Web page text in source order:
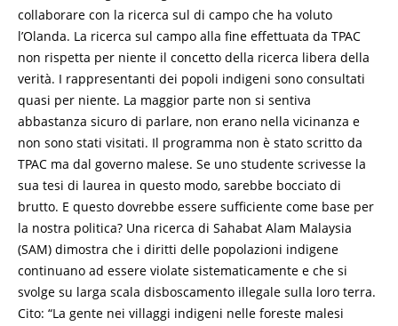
collaborare con la ricerca sul di campo che ha voluto
l’Olanda. La ricerca sul campo alla fine effettuata da TPAC
non rispetta per niente il concetto della ricerca libera della
verità. I rappresentanti dei popoli indigeni sono consultati
quasi per niente. La maggior parte non si sentiva
abbastanza sicuro di parlare, non erano nella vicinanza e
non sono stati visitati. Il programma non è stato scritto da
TPAC ma dal governo malese. Se uno studente scrivesse la
sua tesi di laurea in questo modo, sarebbe bocciato di
brutto. E questo dovrebbe essere sufficiente come base per
la nostra politica? Una ricerca di Sahabat Alam Malaysia
(SAM) dimostra che i diritti delle popolazioni indigene
continuano ad essere violate sistematicamente e che si
svolge su larga scala disboscamento illegale sulla loro terra.
Cito: “La gente nei villaggi indigeni nelle foreste malesi